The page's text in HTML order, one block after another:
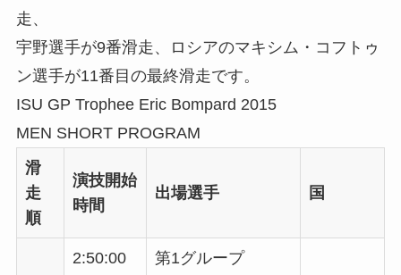
走、
宇野選手が9番滑走、ロシアのマキシム・コフトゥ
ン選手が11番目の最終滑走です。
ISU GP Trophee Eric Bompard 2015
MEN SHORT PROGRAM
滑
走
順
演技開始
時間
出場選手 国
2:50:00 第1グループ